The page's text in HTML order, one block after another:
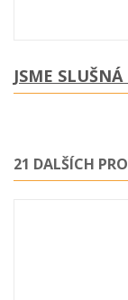
JSME
21 DALŠÍCH